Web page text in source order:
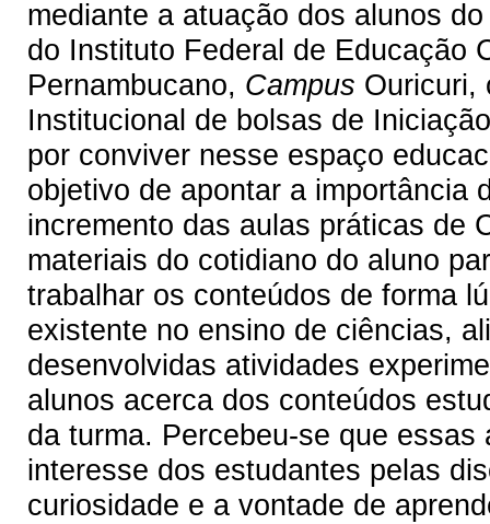
mediante a atuação dos alunos
do Instituto Federal de Educação
Pernambucano, Campus Ouricuri,
Institucional de bolsas de
por conviver nesse espaço
objetivo de apontar a importância
incremento das aulas práticas de
materiais do cotidiano do aluno
trabalhar os conteúdos de forma
existente no ensino de ciências,
desenvolvidas atividades
alunos acerca dos conteúdos
da turma. Percebeu-se que
interesse dos estudantes pelas
curiosidade e a vontade de